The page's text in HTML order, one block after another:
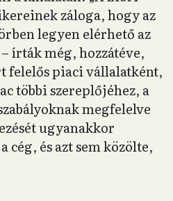
záloga, hogy az
legyen elérhető az
írták még, hozzátéve,
felelős piaci vállalatként,
többi szereplőjéhez, a
megfelelve
ugyanakkor
cég, és azt sem közölte,